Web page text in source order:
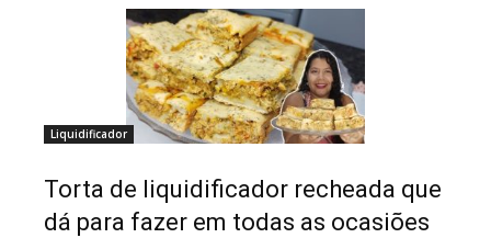
Liquidificador
Torta de liquidificador recheada que
dá para fazer em todas as ocasiões